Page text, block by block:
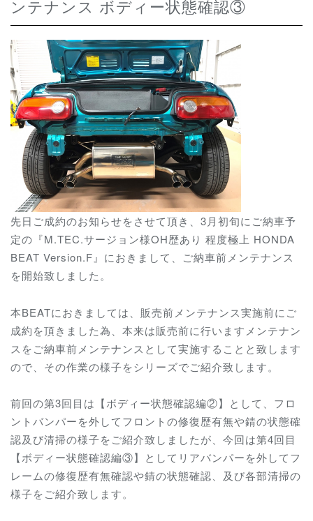
ンテナンス ボディー状態確認③
先日ご成約のお知らせをさせて頂き、3月初旬にご納車予
定の『M.TEC.サージョン様OH歴あり 程度極上 HONDA
BEAT Version.F』におきまして、ご納車前メンテナンス
を開始致しました。
本BEATにおきましては、販売前メンテナンス実施前にご
成約を頂きました為、本来は販売前に行いますメンテナン
スをご納車前メンテナンスとして実施することと致します
ので、その作業の様子をシリーズでご紹介致します。
前回の第3回目は【ボディー状態確認編②】として、フロ
ントバンパーを外してフロントの修復歴有無や錆の状態確
認及び清掃の様子をご紹介致しましたが、今回は第4回目
【ボディー状態確認編③】としてリアバンパーを外してフ
レームの修復歴有無確認や錆の状態確認、及び各部清掃の
様子をご紹介致します。